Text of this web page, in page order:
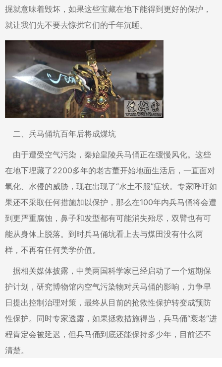
掘就意味着毁坏，如果这些宝藏在地下能得到更好的保护，
就让我们先不要去惊扰它们的千年沉睡。
二、兵马俑坑百年后将成煤坑
由于遭受空气污染，秦始皇陵兵马俑正在缓慢风化。这些
在地下埋藏了2200多年的老古董开始地面生活后，一直面对
氧化、水侵的威胁，现在出现了“水土不服”症状。专家呼吁如
果还不采取任何措施加以保护，那么在100年内兵马俑将会遭
到更严重腐蚀，鼻子和发型都有可能消失殆尽，双臂也有可
能从身体上脱落。到时兵马俑坑看上去与煤田没有什么两
样，不再有任何美学价值。
据相关媒体披露，中美两国科学家已经启动了一个短期保
护计划，研究博物馆内空气污染物对兵马俑的影响，力争早
日提出控制治理对策，最终从目前的抢救性保护转变成预防
性保护。同时专家透露，如果拯救措施得当，兵马俑“衰老”进
程肯定会被延迟，但兵马俑到底还能保持多少年，目前还不
清楚。